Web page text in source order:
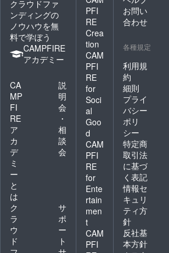
す。
クラウドファ
ンディングの
ノウハウを無
料で学ぼう
CAMPFIRE
アカデミー
CA
MP
FI
RE
ア
カ
デ
ミ
ー
と
は
説
明
会
・
相
談
会
ク
ラ
ウ
ド
サ
ポ
ー
ト
PFI
RE
Crea
tion
CAM
PFI
RE
for
Soci
al
Goo
d
CAM
PFI
RE
for
Ente
rtain
men
t
CAM
PFI
お問い
合わせ
各種規定
利用規
約
細則
プライ
バシー
ポリ
シー
特定商
取引法
に基づ
く表記
情報セ
キュリ
ティ方
針
反社基
本方針